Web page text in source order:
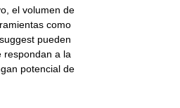
el volumen de
como
pueden
respondan a la
potencial de